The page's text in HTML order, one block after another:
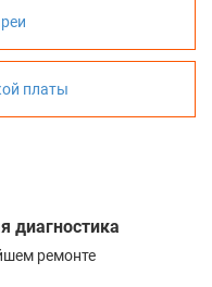
платы
диагностика
ремонте